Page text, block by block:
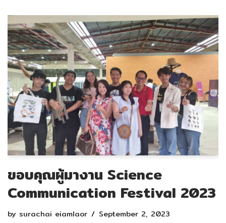
ขอบคุณผู้มางาน Science
Communication Festival 2023
by surachai eiamlaor September 2, 2023